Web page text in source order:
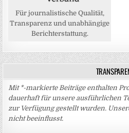
Für journalistische Qualität,
Transparenz und unabhängige
Berichterstattung.
Mit *-markierte Beiträge enthalten
dauerhaft für unsere ausführlichen
zur Verfügung gestellt wurden.
nicht beeinflusst.